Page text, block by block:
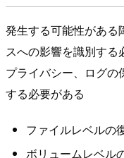
発生する可能性がある
スへの影響を識別す
プライバシー、ログの
する必要がある
ファイルレベルの
ボリュームレベル